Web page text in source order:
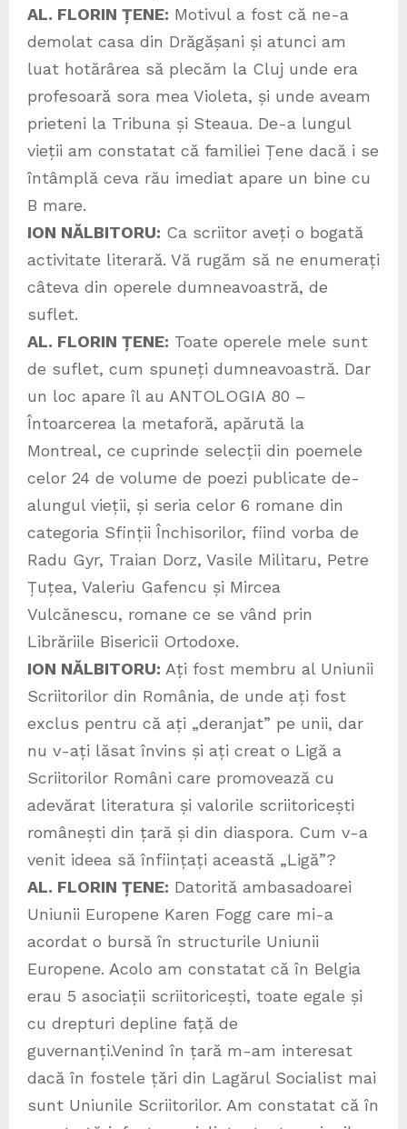
AL. FLORIN ȚENE: Motivul a fost că ne-a
demolat casa din Drăgășani și atunci am
luat hotărârea să plecăm la Cluj unde era
profesoară sora mea Violeta, și unde aveam
prieteni la Tribuna și Steaua. De-a lungul
vieții am constatat că familiei Țene dacă i se
întâmplă ceva rău imediat apare un bine cu
B mare.
ION NĂLBITORU: Ca scriitor aveți o bogată
activitate literară. Vă rugăm să ne enumerați
câteva din operele dumneavoastră, de
suflet.
AL. FLORIN ȚENE: Toate operele mele sunt
de suflet, cum spuneți dumneavoastră. Dar
un loc apare îl au ANTOLOGIA 80 –
Întoarcerea la metaforă, apărută la
Montreal, ce cuprinde selecții din poemele
celor 24 de volume de poezi publicate de-
alungul vieții, și seria celor 6 romane din
categoria Sfinții Închisorilor, fiind vorba de
Radu Gyr, Traian Dorz, Vasile Militaru, Petre
Țuțea, Valeriu Gafencu și Mircea
Vulcănescu, romane ce se vând prin
Librăriile Bisericii Ortodoxe.
ION NĂLBITORU: Ați fost membru al Uniunii
Scriitorilor din România, de unde ați fost
exclus pentru că ați „deranjat” pe unii, dar
nu v-ați lăsat învins și ați creat o Ligă a
Scriitorilor Români care promovează cu
adevărat literatura și valorile scriitoricești
românești din țară și din diaspora. Cum v-a
venit ideea să înființați această „Ligă”?
AL. FLORIN ȚENE: Datorită ambasadoarei
Uniunii Europene Karen Fogg care mi-a
acordat o bursă în structurile Uniunii
Europene. Acolo am constatat că în Belgia
erau 5 asociații scriitoricești, toate egale și
cu drepturi depline față de
guvernanți.Venind în țară m-am interesat
dacă în fostele țări din Lagărul Socialist mai
sunt Uniunile Scriitorilor. Am constatat că în